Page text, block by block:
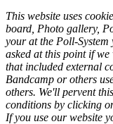
This website uses
board, Photo gallery,
your at the Poll-
asked at this point if
that included external
Bandcamp or others
others. We'll pervent
conditions by clicking
If you use our website